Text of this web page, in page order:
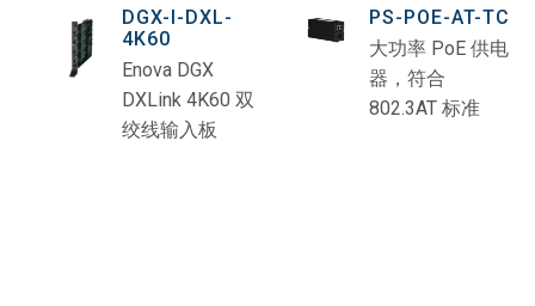
DGX-I-DXL-
4K60
Enova DGX
DXLink 4K60 双
绞线输入板
PS-POE-AT-TC
大功率 PoE 供电
器，符合
802.3AT 标准